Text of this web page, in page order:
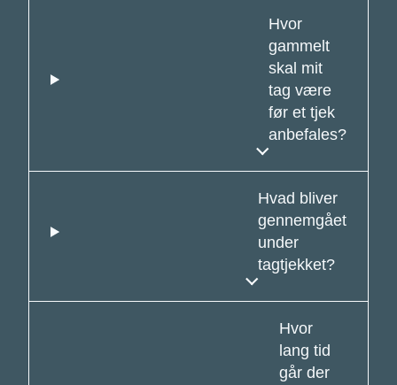
Hvor
gammelt
skal mit
tag være
før et tjek
anbefales?
Hvad bliver
gennemgået
under
tagtjekket?
Hvor
lang tid
går der